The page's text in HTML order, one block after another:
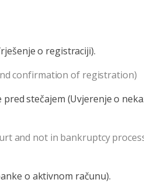
o registraciji).
confirmation of registration)
stečajem (Uvjerenje o
and not in bankruptcy
o aktivnom računu).